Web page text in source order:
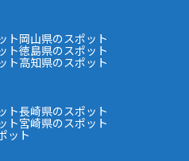
ト岡山県のスポット
ト徳島県のスポット
ト高知県のスポット
ト長崎県のスポット
ト宮崎県のスポット
ット